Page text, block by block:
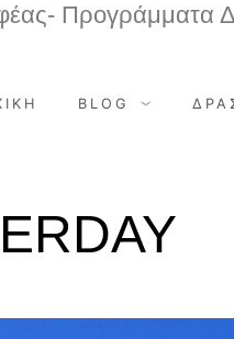
Προγράμματα
BLOG